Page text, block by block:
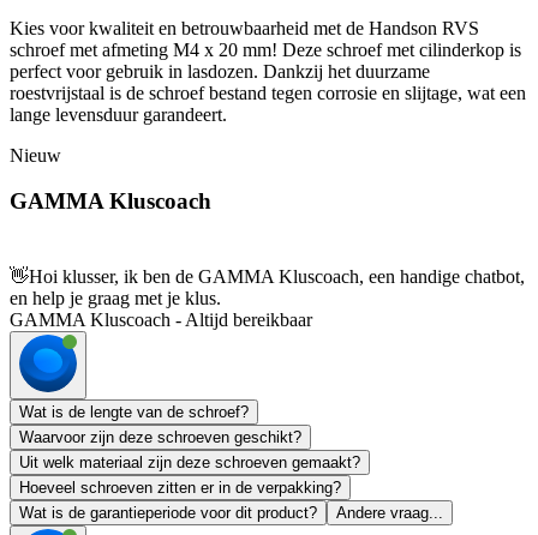
Kies voor kwaliteit en betrouwbaarheid met de Handson RVS
schroef met afmeting M4 x 20 mm! Deze schroef met cilinderkop is
perfect voor gebruik in lasdozen. Dankzij het duurzame
roestvrijstaal is de schroef bestand tegen corrosie en slijtage, wat een
lange levensduur garandeert.
Nieuw
GAMMA Kluscoach
👋Hoi klusser, ik ben de GAMMA Kluscoach, een handige chatbot,
en help je graag met je klus.
GAMMA Kluscoach - Altijd bereikbaar
Wat is de lengte van de schroef?
Waarvoor zijn deze schroeven geschikt?
Uit welk materiaal zijn deze schroeven gemaakt?
Hoeveel schroeven zitten er in de verpakking?
Wat is de garantieperiode voor dit product?
Andere vraag...